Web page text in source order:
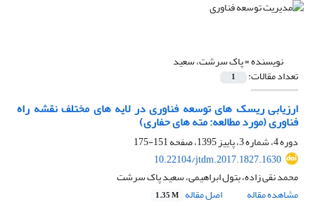
نویسنده =پاک سرشت، سعید
تعداد مقالات: 1
ارزیابی ریسک های توسعه فناوری در لایه های مختلف نقشه راه
فناوری (مورد مطالعه: مته های حفاری)
دوره 4، شماره 3، پاییز 1395، صفحه
151-175
10.22104/jtdm.2017.1827.1630
محمد نقی زاده، بتول ابراهیمی، سعید پاک سرشت
مشاهده مقاله
اصل مقاله 1.35 M